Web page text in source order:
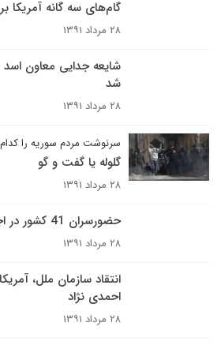
گام‌های سه گانه آمریکا
۲۸ مرداد ۱۳۹۱
شایعه جدایی معاون
شد
۲۸ مرداد ۱۳۹۱
سرنوشت مردم سوریه را
گلوله یا گفت و گو
۲۸ مرداد ۱۳۹۱
حضورسران 41 کشور در اجلاس عدم تعهد
۲۸ مرداد ۱۳۹۱
انتقاد سازمان ملل،
احمدی نژاد
۲۸ مرداد ۱۳۹۱